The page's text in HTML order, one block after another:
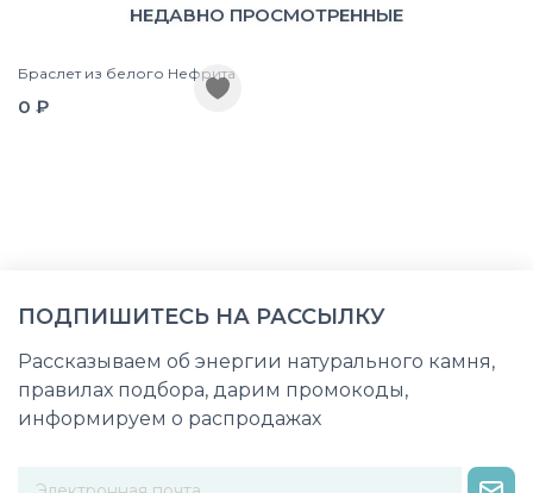
НЕДАВНО ПРОСМОТРЕННЫЕ
Браслет из белого Нефрита
0 ₽
ПОДПИШИТЕСЬ НА РАССЫЛКУ
Рассказываем об энергии натурального камня,
правилах подбора, дарим промокоды,
информируем о распродажах